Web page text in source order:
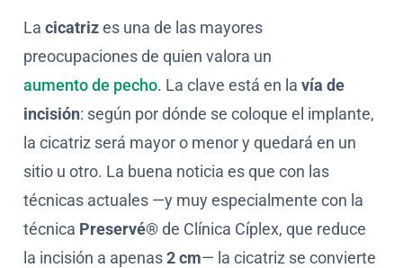
La cicatrizes una de las mayores
preocupaciones de quien valora un
aumento de pecho. La clave está en la vía de
incisión: según por dónde se coloque el implante,
la cicatriz será mayor o menor y quedará en un
sitio u otro. La buena noticia es que con las
técnicas actuales —y muy especialmente con la
técnica Preservé®de Clínica Cíplex, que reduce
la incisión a apenas2 cm— la cicatriz se convierte